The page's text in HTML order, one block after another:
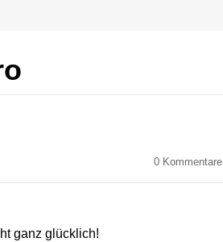
0 Kommentare
ganz glücklich!